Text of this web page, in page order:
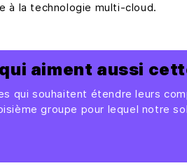
à la technologie multi-cloud.
aiment aussi
qui souhaitent étendre leurs
groupe pour lequel notre